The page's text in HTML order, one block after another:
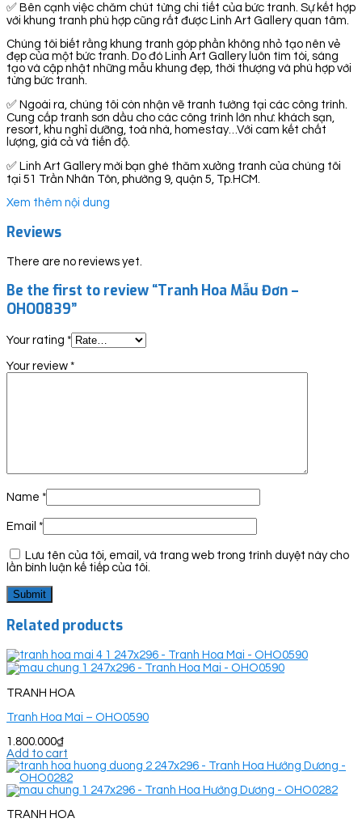
✅ Bên cạnh việc chăm chút từng chi tiết của bức tranh. Sự kết hợp
với khung tranh phù hợp cũng rất được Linh Art Gallery quan tâm.
Chúng tôi biết rằng khung tranh góp phần không nhỏ tạo nên vẻ
đẹp của một bức tranh. Do đó Linh Art Gallery luôn tìm tòi, sáng
tạo và cập nhật những mẫu khung đẹp, thời thượng và phù hợp với
từng bức tranh.
✅ Ngoài ra, chúng tôi còn nhận vẽ tranh tường tại các công trình.
Cung cấp tranh sơn dầu cho các công trình lớn như: khách sạn,
resort, khu nghỉ dưỡng, toà nhà, homestay…Với cam kết chất
lượng, giá cả và tiến độ.
✅ Linh Art Gallery mời bạn ghé thăm xưởng tranh của chúng tôi
tại 51 Trần Nhân Tôn, phường 9, quận 5, Tp.HCM.
Xem thêm nội dung
Reviews
There are no reviews yet.
Be the first to review “Tranh Hoa Mẫu Đơn –
OHO0839”
Your rating *
Your review *
Name *
Email *
Lưu tên của tôi, email, và trang web trong trình duyệt này cho
lần bình luận kế tiếp của tôi.
Related products
TRANH HOA
Tranh Hoa Mai – OHO0590
1.800.000₫
Add to cart
TRANH HOA